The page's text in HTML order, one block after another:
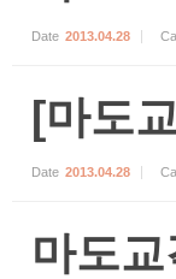
Date 2013.04.28
[마도
Date 2013.04.28
마도